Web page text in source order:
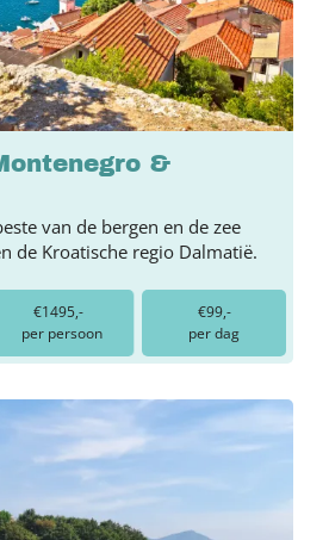
&
van de bergen en de zee
de Kroatische regio Dalmatië.
€1495,-
per persoon
€99,-
per dag